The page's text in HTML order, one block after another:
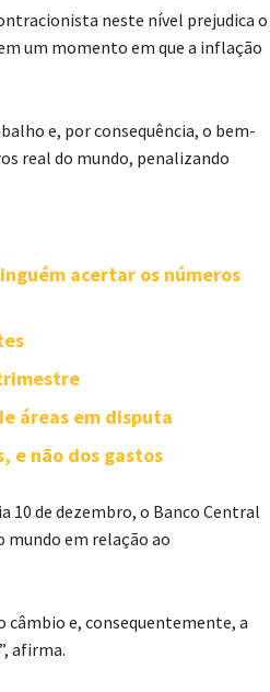
neste nível prejudica o
um momento em que a inflação
e, por consequência, o bem-
real do mundo, penalizando
acertar os números
áreas em disputa
e não dos gastos
10 de dezembro, o Banco Central
mundo em relação ao
câmbio e, consequentemente, a
afirma.